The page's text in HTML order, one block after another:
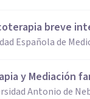
breve
Española de
y Mediación
Antonio de